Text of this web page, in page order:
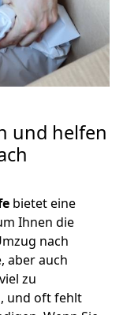
und helfen
bietet eine
Ihnen die
nach
aber auch
zu
und oft fehlt